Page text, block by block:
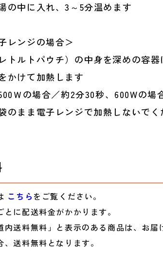
の中に入れ、3～5分温めます
レンジの場合＞
トルトパウチ）の中身を深めの容器
かけて加熱します
Ｗの場合／約2分30秒、600Wの場
まま電子レンジで加熱しないでく
こちら をご覧ください。
とに配送料金がかかります。
送料無料」と表示のある商品は、お届
、送料無料となります。